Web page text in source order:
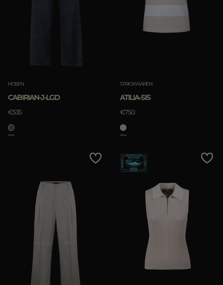
HOSEN
CABIRIAN-J-LGD
€535
STRICKWAREN
ATILIA-SIS
€750